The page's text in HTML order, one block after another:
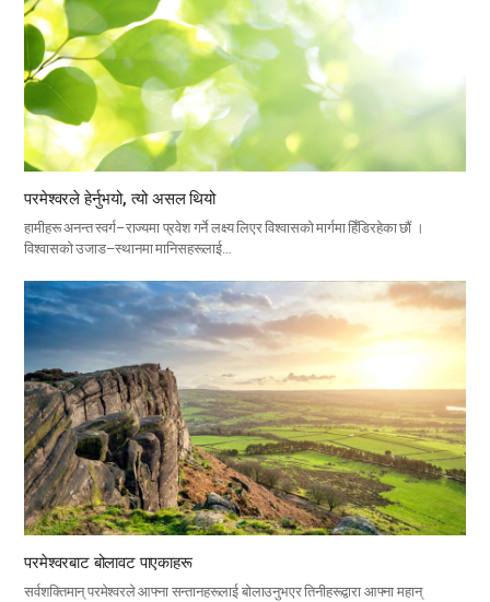
परमेश्वरले हेर्नुभयो, त्यो असल थियो
हामीहरू अनन्त स्वर्ग–राज्यमा प्रवेश गर्ने लक्ष्य लिएर विश्वासको मार्गमा हिँडिरहेका छौं ।
विश्वासको उजाड–स्थानमा मानिसहरूलाई…
परमेश्वरबाट बोलावट पाएकाहरू
सर्वशक्तिमान् परमेश्वरले आफ्ना सन्तानहरूलाई बोलाउनुभएर तिनीहरूद्वारा आफ्ना महान्